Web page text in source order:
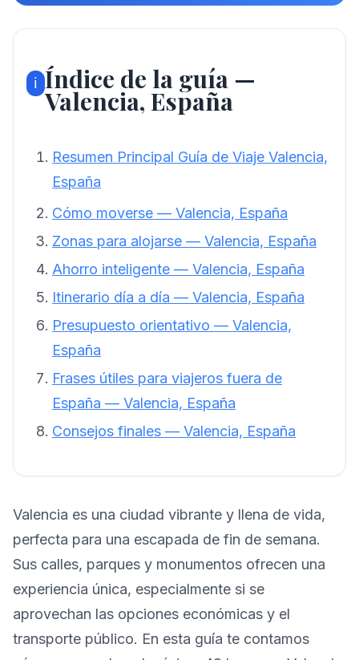
ℹ️ Índice de la guía —
Valencia, España
Resumen Principal Guía de Viaje Valencia,
España
Cómo moverse — Valencia, España
Zonas para alojarse — Valencia, España
Ahorro inteligente — Valencia, España
Itinerario día a día — Valencia, España
Presupuesto orientativo — Valencia,
España
Frases útiles para viajeros fuera de
España — Valencia, España
Consejos finales — Valencia, España
Valencia es una ciudad vibrante y llena de vida,
perfecta para una escapada de fin de semana.
Sus calles, parques y monumentos ofrecen una
experiencia única, especialmente si se
aprovechan las opciones económicas y el
transporte público. En esta guía te contamos